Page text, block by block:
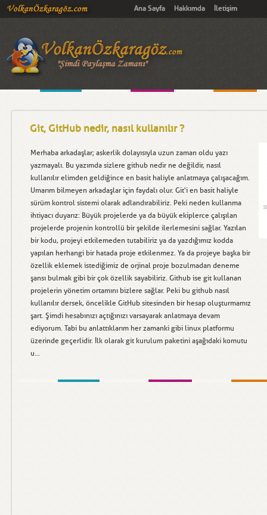
Ana Sayfa Hakkımda İletişim
Git, GitHub nedir, nasıl kullanılır ?
Merhaba arkadaşlar; askerlik dolayısıyla uzun zaman oldu yazı
yazmayalı. Bu yazımda sizlere github nedir ne değildir, nasıl
kullanılır elimden geldiğince en basit haliyle anlatmaya çalışacağım.
Umarım bilmeyen arkadaşlar için faydalı olur. Git'i en basit haliyle
sürüm kontrol sistemi olarak adlandırabiliriz. Peki neden kullanma
ihtiyacı duyarız: Büyük projelerde ya da büyük ekiplerce çalışılan
projelerde projenin kontrollü bir şekilde ilerlemesini sağlar. Yazılan
bir kodu, projeyi etkilemeden tutabiliriz ya da yazdığımız kodda
yapılan herhangi bir hatada proje etkilenmez. Ya da projeye başka bir
özellik eklemek istediğimiz de orjinal proje bozulmadan deneme
şansı bulmak gibi bir çok özellik sayabiliriz. Github ise git kullanan
projelerin yönetim ortamını bizlere sağlar. Peki bu github nasıl
kullanılır dersek, öncelikle GitHub sitesinden bir hesap oluşturmamız
şart. Şimdi hesabınızı açtığınızı varsayarak anlatmaya devam
ediyorum. Tabi bu anlattıklarım her zamanki gibi linux platformu
üzerinde geçerlidir. İlk olarak git kurulum paketini aşağıdaki komutu
u...